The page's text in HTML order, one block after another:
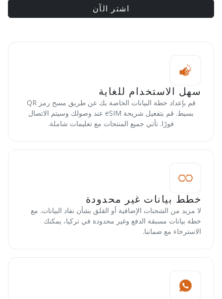
اشتر الآن
سهل الاستخدام للغاية
قم بإعداد خطة البيانات الخاصة بك عن طريق مسح رمز QR
بسيط. قم بتفعيل شريحة eSIM عند وصولك وسيتم الاتصال
فورًا. تأتي جميع المنتجات مع تعليمات شاملة.
خطط بيانات غير محدودة
لا مزيد من الشحنات الإضافية أو القلق بشأن نفاد البيانات. مع
خطة بيانات مسبقة الدفع وغير محدودة في تركيا، يمكنك
الاسترخاء مع ضماننا.